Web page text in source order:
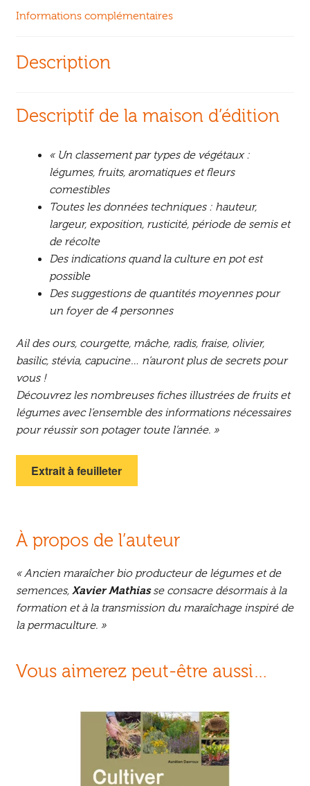
Informations complémentaires
Description
Descriptif de la maison d’édition
« Un classement par types de végétaux :
légumes, fruits, aromatiques et fleurs
comestibles
Toutes les données techniques : hauteur,
largeur, exposition, rusticité, période de semis et
de récolte
Des indications quand la culture en pot est
possible
Des suggestions de quantités moyennes pour
un foyer de 4 personnes
Ail des ours, courgette, mâche, radis, fraise, olivier,
basilic, stévia, capucine… n’auront plus de secrets pour
vous !
Découvrez les nombreuses fiches illustrées de fruits et
légumes avec l’ensemble des informations nécessaires
pour réussir son potager toute l’année. »
Extrait à feuilleter
À propos de l’auteur
« Ancien maraîcher bio producteur de légumes et de
semences, Xavier Mathiasse consacre désormais à la
formation et à la transmission du maraîchage inspiré de
la permaculture. »
Vous aimerez peut-être aussi…